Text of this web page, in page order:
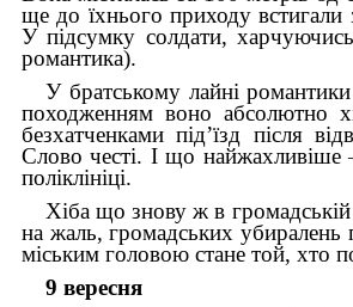
ще до їхнього приходу встигали
У підсумку солдати,
романтика).
У братському лайні
походженням воно абсолютно
безхатченками під’їзд після
Слово честі. І що найжахливіше
поліклініці.
Хіба що знову ж в громадській
на жаль, громадських
міським головою стане той, хто
9 вересня